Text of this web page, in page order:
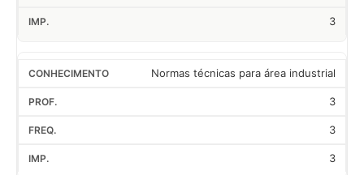
3
Normas técnicas para área industrial
3
3
3